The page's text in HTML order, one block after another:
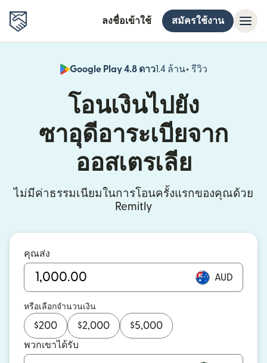
ลงชื่อเข้าใช้ สมัครใช้งาน
Google Play 4.8 ดาว1.4 ล้าน+ รีวิว
(เปิดในหน้าต่
โอนเงินไปยัง
ซาอุดีอาระเบียจาก
ออสเตรเลีย
ไม่มีค่าธรรมเนียมในการโอนครั้งแรกของคุณด้วย
Remitly
คุณส่ง
AUD
หรือเลือกจำนวนเงิน
$200 $2,000 $5,000
พวกเขาได้รับ